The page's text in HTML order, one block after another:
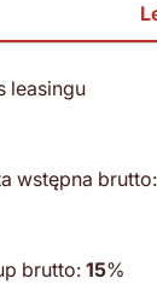
leasingu
wstępna brutto:
brutto: 15%